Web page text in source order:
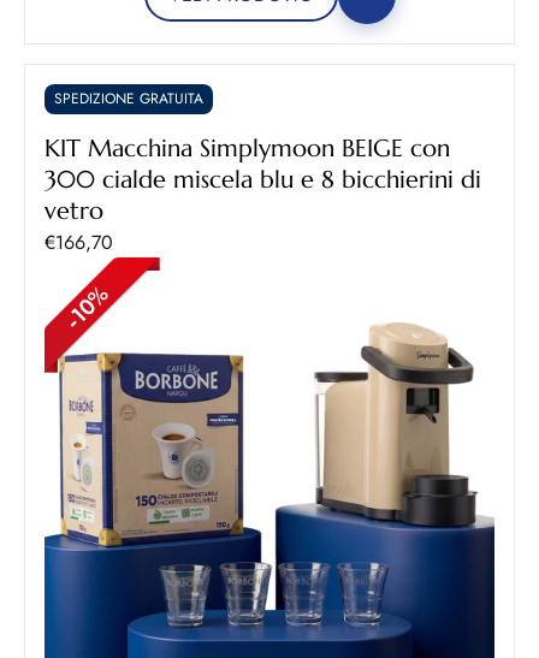
SPEDIZIONE GRATUITA
KIT Macchina Simplymoon BEIGE con
300 cialde miscela blu e 8 bicchierini di
vetro
Prezzo scontato
€166,70